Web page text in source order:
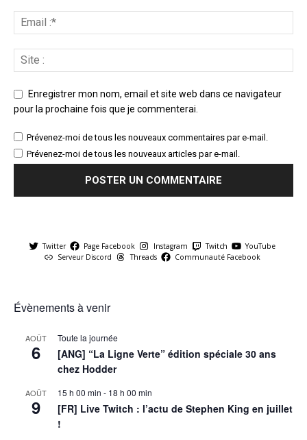
Enregistrer mon nom, email et site web dans ce navigateur
pour la prochaine fois que je commenterai.
Prévenez-moi de tous les nouveaux commentaires par e-mail.
Prévenez-moi de tous les nouveaux articles par e-mail.
Twitter Page Facebook Instagram Twitch
YouTube
Serveur Discord
Threads Communauté Facebook
Évènements à venir
AOÛT
6
Toute la journée
[ANG] “La Ligne Verte” édition spéciale 30 ans
chez Hodder
AOÛT
9
15 h 00 min - 18 h 00 min
[FR] Live Twitch : l’actu de Stephen King en juillet
!